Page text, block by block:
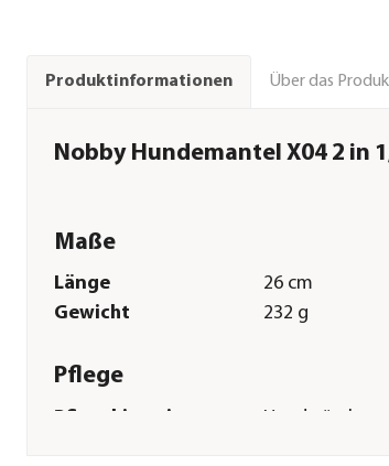
Produktinformationen Über das
Nobby Hundemantel X04 2 in
Maße
Länge
26 cm
Gewicht
232 g
Pflege
Pflegehinweise Handwäsche